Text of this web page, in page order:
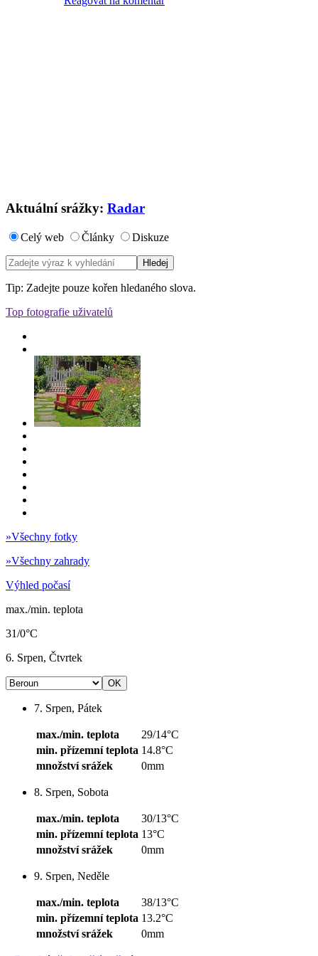
Aktuální srážky: Radar
Celý web Články Diskuze
Tip: Zadejte pouze kořen hledaného slova.
Top fotografie uživatelů
»Všechny fotky
»Všechny zahrady
Výhled počasí
max./min. teplota
31/0°C
6. Srpen, Čtvrtek
7. Srpen, Pátek
max./min. teplota
29/14°C
min. přízemní teplota 14.8°C
množství srážek
0mm
8. Srpen, Sobota
max./min. teplota
30/13°C
min. přízemní teplota 13°C
množství srážek
0mm
9. Srpen, Neděle
max./min. teplota
38/13°C
min. přízemní teplota 13.2°C
množství srážek
0mm